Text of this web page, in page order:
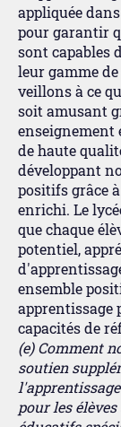
appliquée
pour garantir
sont capables
leur gamme
veillons à ce
soit amusant
enseignement
de haute
développant
positifs grâce
enrichi. Le
que chaque
potentiel,
ensemble
apprentissage
capacités de
(e) Comment
soutien
pour les